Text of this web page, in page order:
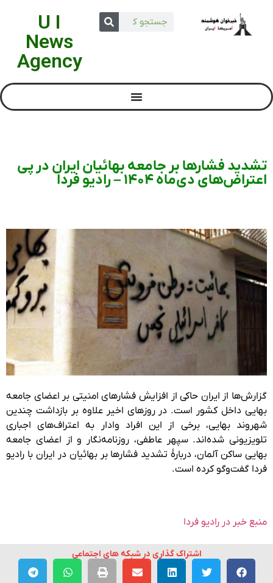
U I
News
Agency
تشدید فشارها بر جامعه بهائیان ایران در پی
اعتراض‌های دی‌ماه ۱۴۰۴ – رادیو فردا
گزارش‌ها از ایران حاکی از افزایش فشارهای امنیتی بر اعضای جامعه
بهایی داخل کشور است. در روزهای اخیر علاوه بر بازداشت چندین
شهروند بهایی، برخی از این افراد وادار به اعتراف‌های اجباری
تلویزیونی شده‌اند. سپهر عاطفی، روزنامه‌نگار و از اعضای جامعه
بهایی ساکن آلمان، دربارهٔ تشدید فشارها بر بهائیان در ایران با رادیو
فردا گفت‌وگو کرده است.
منبع خبر در رادیو فردا
اشتراک گذاری در شبکه های اجتماعی